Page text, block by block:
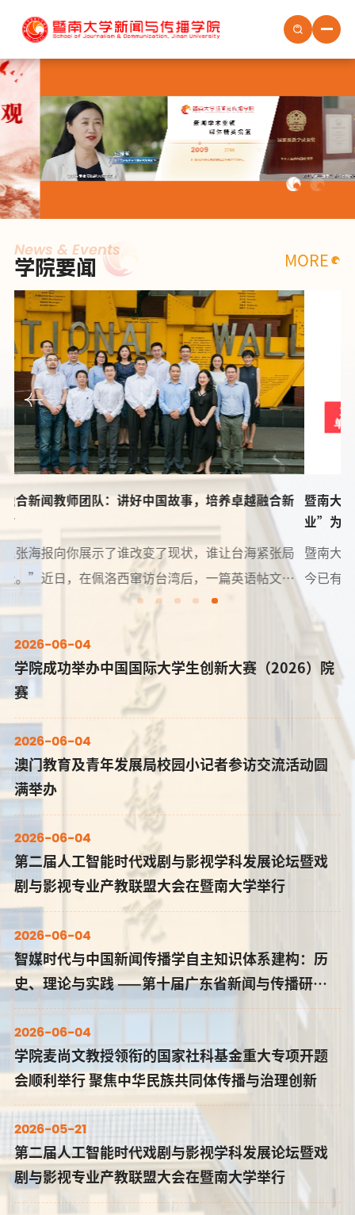
学院概况
学院新闻
学院党建
学生培养
社会服务
场地预约
人才招聘
News & Events
学院要闻 MORE
暨南大学新闻与传播学院本科生党支部：以“思政+专
业”为核心 激发支部服务动力、创新活力
暨南大学新闻与传播学院本科生党支部于2001年成立，至
今已有21年。支部以“思政+专业”为核心打造三大特色品
牌：通过党建品牌建设进行思想引领，通过思政品牌建设
融入专业教育，通过志愿服务品牌建设开展专业和社会实
践，充分发挥党支部在社会基层单位中的核心作用，积极
发挥党员的先锋模范作用，多元发展，创先争优。近日，
支部入选教育部第三批全国党建“双创”工作培育创建单
位。选优配强学生党员“领头雁阵” 垂直化管理落实党性
培养三百五十多名成员的大规模支部对书记的统筹能力提
出挑战。党支部书记张驰对党员、预备党员重点培养，通
过月度会议、党性培训、工作汇报、严格考核等机制，打
造了强有力的“领头雁阵”。根据不同专业，张驰将党...
2026-06-04
学院成功举办中国国际大学生创新大赛（2026）院
赛
2026-06-04
澳门教育及青年发展局校园小记者参访交流活动圆
满举办
2026-06-04
第二届人工智能时代戏剧与影视学科发展论坛暨戏
剧与影视专业产教联盟大会在暨南大学举行
2026-06-04
智媒时代与中国新闻传播学自主知识体系建构：历
史、理论与实践 ——第十届广东省新闻与传播研究
生学术论坛在暨南大学举办
2026-06-04
学院麦尚文教授领衔的国家社科基金重大专项开题
会顺利举行 聚焦中华民族共同体传播与治理创新
2026-05-21
第二届人工智能时代戏剧与影视学科发展论坛暨戏
剧与影视专业产教联盟大会在暨南大学举行